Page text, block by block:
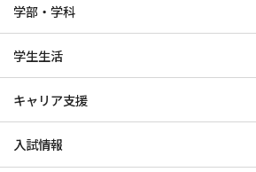
学部・学科
学生生活
キャリア支援
入試情報